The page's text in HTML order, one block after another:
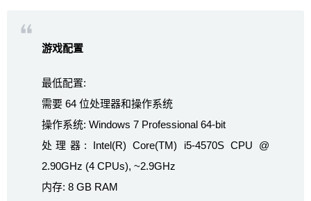
游戏配置
最低配置:
需要 64 位处理器和操作系统
操作系统: Windows 7 Professional 64-bit
处理器: Intel(R) Core(TM) i5-4570S CPU @
2.90GHz (4 CPUs), ~2.9GHz
内存: 8 GB RAM